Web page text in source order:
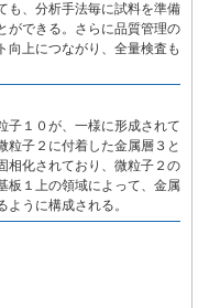
も、分析手法毎に試料を準備
ができる。さらに品質管理の
向上につながり、全量検査も
子１０が、一様に形成されて
粒子２に付着した金属層３と
相化されており、微粒子２の
板１上の領域によって、金属
うに構成される。